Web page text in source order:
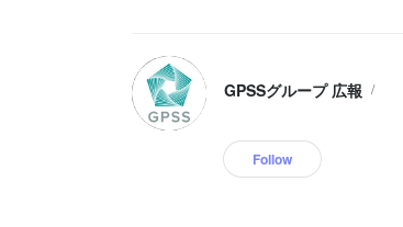
GPSSグループ 広報 /
Follow